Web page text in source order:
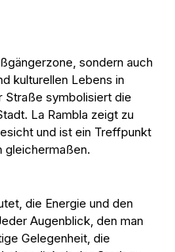
sondern auch
kulturellen Lebens in
Straße symbolisiert die
La Rambla zeigt zu
und ist ein Treffpunkt
gleichermaßen.
die Energie und den
Augenblick, den man
Gelegenheit, die